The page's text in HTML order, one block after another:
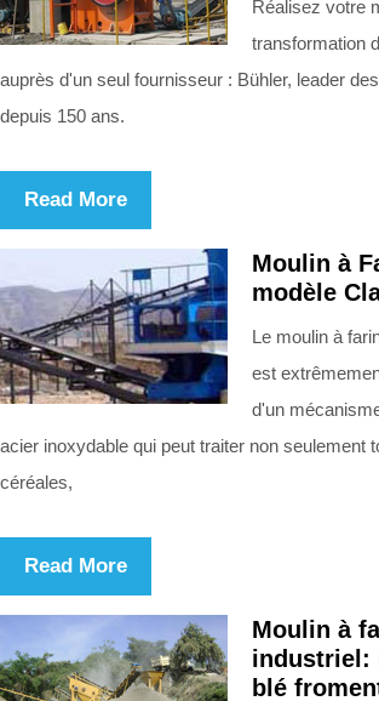
Réalisez votre
transformation
auprès d'un seul fournisseur : Bühler, leader
depuis 150 ans.
Read More
Moulin à
modèle
Le moulin à
est
d'un
acier inoxydable qui peut traiter non seulement
céréales,
Read More
Moulin à
industriel:
blé